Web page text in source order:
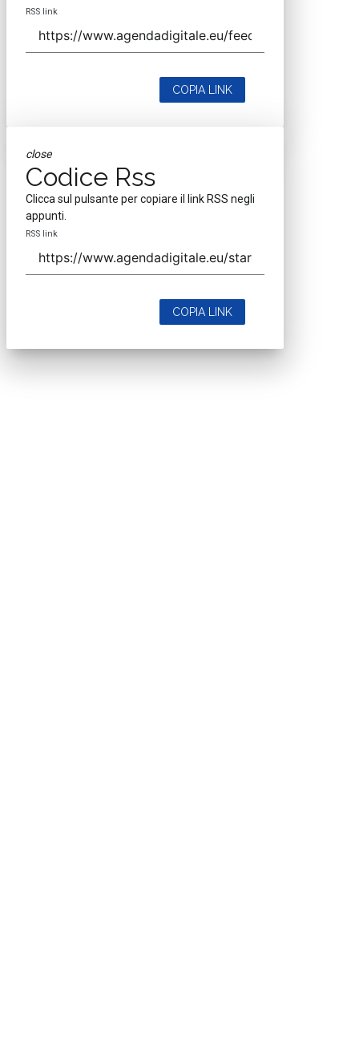
RSS link
COPIA LINK
close
Codice Rss
Clicca sul pulsante per copiare il link RSS negli
appunti.
RSS link
COPIA LINK